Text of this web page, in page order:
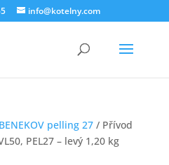
info@kotelny.com
BENEKOV pelling 27/ Přívod
PEL27 – levý 1,20 kg